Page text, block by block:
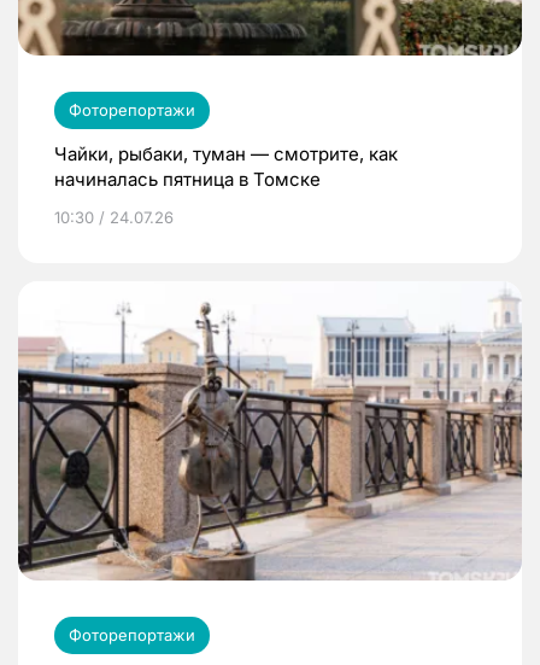
Фоторепортажи
Чайки, рыбаки, туман — смотрите, как
начиналась пятница в Томске
10:30 / 24.07.26
Фоторепортажи